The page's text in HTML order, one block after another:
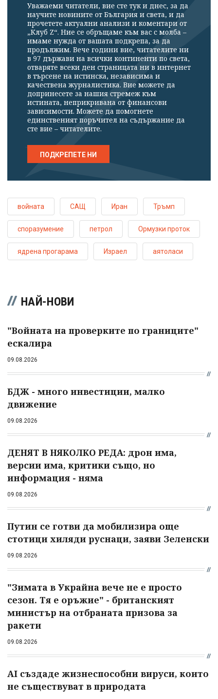
Уважаеми читатели, вие сте тук и днес, за да
научите новините от България и света, и да
прочетете актуални анализи и коментари от
„Клуб Z“. Ние се обръщаме към вас с молба –
имаме нужда от вашата подкрепа, за да
продължим. Вече години вие, читателите ни
в 97 държави на всички континенти по света,
отваряте всеки ден страницата ни в интернет
в търсене на истинска, независима и
качествена журналистика. Вие можете да
допринесете за нашия стремеж към
истината, неприкривана от финансови
зависимости. Можете да помогнете
единственият поръчител на съдържание да
сте вие – читателите.
ПОДКРЕПЕТЕ НИ
войната САЩ Иран Тръмп
споразумение петрол Ормузки проток
ядрена прогарама Израел аятоласи
НАЙ-НОВИ
"Войната на проверките по границите"
ескалира
09.08.2026
БДЖ - много инвестиции, малко
движение
09.08.2026
ДЕНЯТ В НЯКОЛКО РЕДА: дрон има,
версии има, критики също, но
информация - няма
09.08.2026
Путин се готви да мобилизира още
стотици хиляди руснаци, заяви Зеленски
09.08.2026
"Зимата в Украйна вече не е просто
сезон. Тя е оръжие" - британският
министър на отбраната призова за
ракети
09.08.2026
AI създаде жизнеспособни вируси, които
не съществуват в природата